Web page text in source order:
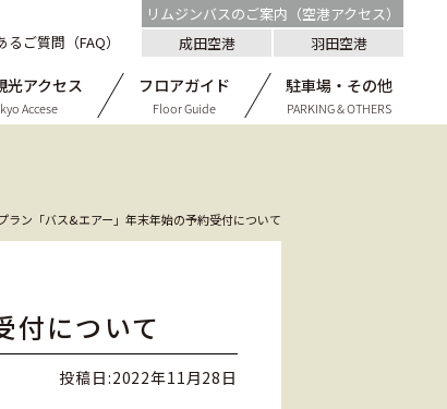
るご質問（FAQ）
リムジンバスのご案内（空港アクセス）
成田空港
羽田空港
光アクセス
Accese
フロアガイド
Floor Guide
駐車場・その他
PARKING & OTHERS
ラン「バス&エアー」年末年始の予約受付について
付について
投稿日:2022年11月28日